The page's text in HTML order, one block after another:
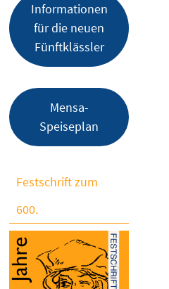
Informationen
für die neuen
Fünftklässler
Mensa-
Speiseplan
Festschrift zum
600.